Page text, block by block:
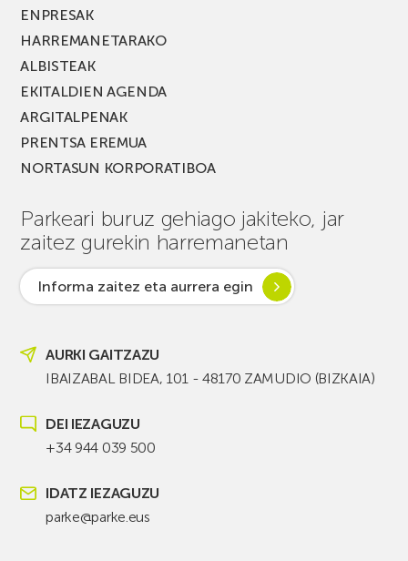
ENPRESAK
HARREMANETARAKO
ALBISTEAK
EKITALDIEN AGENDA
ARGITALPENAK
PRENTSA EREMUA
NORTASUN KORPORATIBOA
Parkeari buruz gehiago jakiteko, jar
zaitez gurekin harremanetan
Informa zaitez eta aurrera egin
AURKI GAITZAZU
IBAIZABAL BIDEA, 101 - 48170 ZAMUDIO (BIZKAIA)
DEI IEZAGUZU
+34 944 039 500
IDATZ IEZAGUZU
parke@parke.eus